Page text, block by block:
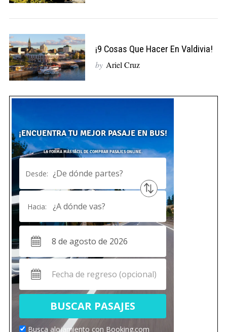
¡9 Cosas Que Hacer En Valdivia!
by Ariel Cruz